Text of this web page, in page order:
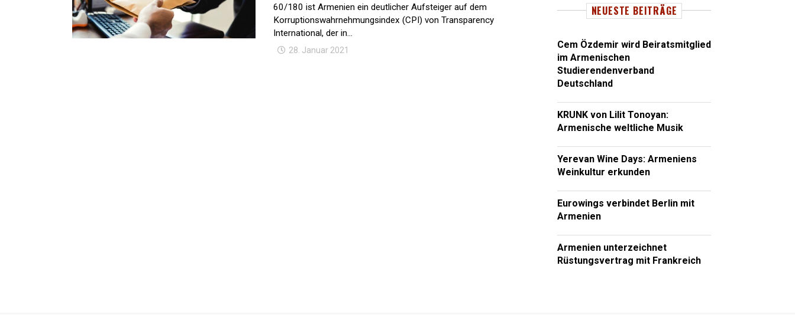
60/180 ist Armenien ein deutlicher Aufsteiger auf dem
Korruptionswahrnehmungsindex (CPI) von Transparency
International, der in...
28. Januar 2021
NEUESTE BEITRÄGE
Cem Özdemir wird Beiratsmitglied
im Armenischen
Studierendenverband
Deutschland
KRUNK von Lilit Tonoyan:
Armenische weltliche Musik
Yerevan Wine Days: Armeniens
Weinkultur erkunden
Eurowings verbindet Berlin mit
Armenien
Armenien unterzeichnet
Rüstungsvertrag mit Frankreich